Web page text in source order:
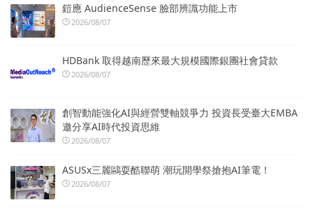
鎧應 AudienceSense 臉部辨識功能上市
2026/08/07
HDBank 取得越南歷來最大規模國際銀團社會貸款
2026/08/07
創智動能強化AI與經營雙軸競爭力 投資長受臺大EMBA
邀分享AI時代投資思維
2026/08/07
ASUSx三麗鷗耍酷聯萌 潮玩開學祭搶抱AI筆電！
2026/08/07